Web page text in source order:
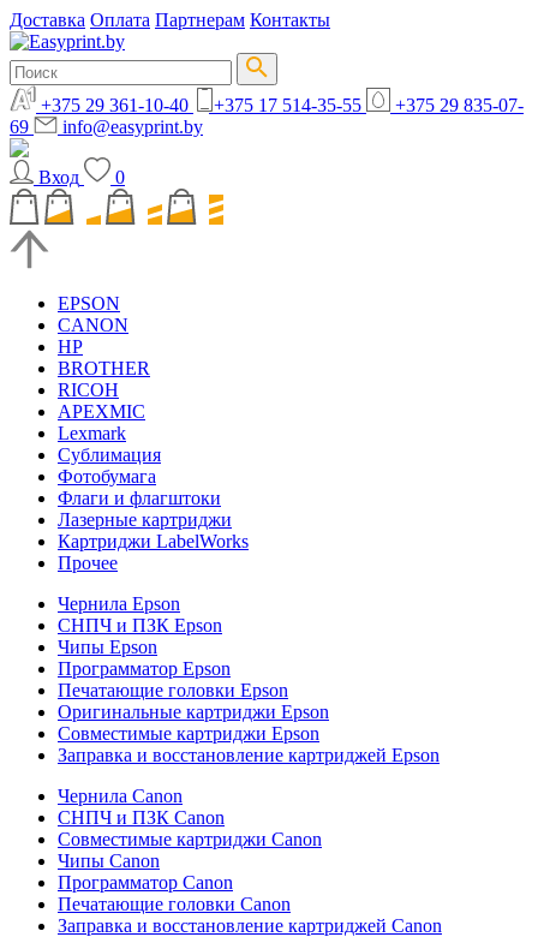
Доставка Оплата Партнерам Контакты
+375 29 361-10-40 +375 17 514-35-55
+375 29 835-07-
69
info@easyprint.by
Вход 0
EPSON
CANON
HP
BROTHER
RICOH
APEXMIC
Lexmark
Сублимация
Фотобумага
Флаги и флагштоки
Лазерные картриджи
Картриджи LabelWorks
Прочее
Чернила Epson
СНПЧ и ПЗК Epson
Чипы Epson
Программатор Epson
Печатающие головки Epson
Оригинальные картриджи Epson
Совместимые картриджи Epson
Заправка и восстановление картриджей Epson
Чернила Canon
СНПЧ и ПЗК Canon
Совместимые картриджи Canon
Чипы Canon
Программатор Canon
Печатающие головки Canon
Заправка и восстановление картриджей Canon